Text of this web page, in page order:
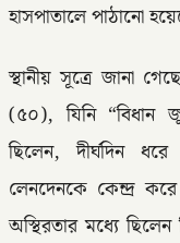
হাসপাতালে পাঠানো
স্থানীয় সূত্রে জানা
(৫০), যিনি “বিধান
ছিলেন, দীর্ঘদিন
লেনদেনকে কেন্দ্র
অস্থিরতার মধ্যে